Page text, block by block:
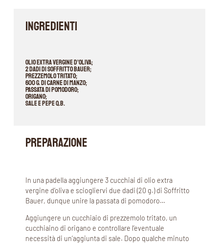
INGREDIENTI
Olio extra vergine d’oliva;
2 dadi di Soffritto Bauer;
Prezzemolo tritato;
600 g. di carne di manzo;
Passata di pomodoro;
Origano;
Sale e pepe q.b.
PREPARAZIONE
In una padella aggiungere 3 cucchiai di olio extra
vergine d’oliva e sciogliervi due dadi (20 g.) di Soffritto
Bauer, dunque unire la passata di pomodoro…
Aggiungere un cucchiaio di prezzemolo tritato, un
cucchiaino di origano e controllare l’eventuale
necessità di un’aggiunta di sale. Dopo qualche minuto